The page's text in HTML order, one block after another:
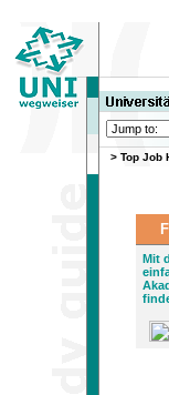
> Top Job
Mit